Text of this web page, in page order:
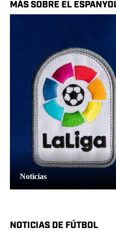
MÁS SOBRE EL
Noticias
NOTICIAS DE FÚTBOL